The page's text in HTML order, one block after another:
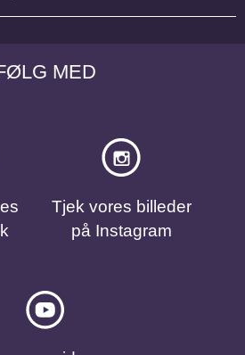
MED
Tjek vores billeder
på Instagram